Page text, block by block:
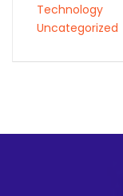
Technology
Uncategorized